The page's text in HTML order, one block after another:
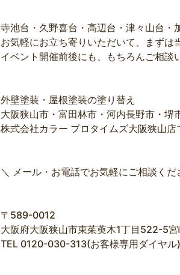
寺池台・久野喜台・高辺台・津々山台
お気軽にお立ち寄りいただいて、まず
イベント開催前後にも、もちろんご相談
外壁塗装・屋根塗装の塗り替え
大阪狭山市・富田林市・河内長野市・堺
株式会社カラー プロタイムズ大阪狭山
＼ メール・お電話でお気軽にご相談くだ
〒589-0012
大阪府大阪狭山市東茱萸木1丁目522-5
TEL 0120-030-313(お客様専用ダイヤル)